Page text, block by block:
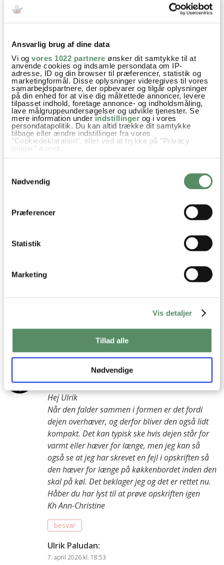
Ansvarlig brug af dine data
Vi og vores 1022 partnere ønsker dit samtykke til at
anvende cookies og indsamle persondata om IP-
adresse, ID og din browser til præferencer, statistik og
marketingformål. Disse oplysninger videregives til vores
samarbejdspartnere, der opbevarer og tilgår oplysninger
på din enhed for at vise dig målrettede annoncer, levere
tilpasset indhold, foretage annonce- og indholdsmåling,
lave målgruppeundersøgelser og udvikle tjenester. Se
mere information underindstillinger og i vores
persondatapolitik. Du kan altid trække dit samtykke
tilbage eller ændre indstillinger fra vores
"Cookiedeklaration", eller ved at trykke på "Privacy
trigger" ikonet.
Indsamle præcise oplysninger om din placering,
der kan være nøjagtig inden for få meter
Identificere din enhed baseret på en scanning af
Nødvendig
Præferencer
Statistik
Marketing
Vis detaljer
Tillad alle
Nødvendige
FOCACCIA MED ROSMARIN
OG OLIVEN
Brød & Boller Eftermiddagssnack Familiefavoritter
Opskrifter Gær Hvedemel
SPØRGSMÅL TIL OPSKRIFTEN?
Har du spørgsmål til opskriften eller lyst til at sende en sød
hilsen, så kan du skrive til mig i kommentarfeltet herunder.
denne side, hvor jeg giver svar på mange 'ofte stillede
spørgsmål' til min opskrifter.
50 KOMMENTARER
Hej, jeg oplevede at dejen hævede godt på køkkenbordet og
sunket noget sammen igen (måske 2cm mindre) og brødet
Hvad tror du årsagen kan være?
besvar
Ann-Christine:
7. april 2026 kl. 15:12
Hej Ulrik
Når den falder sammen i formen er det fordi
dejen overhæver, og derfor bliver den også lidt
kompakt. Det kan typisk ske hvis dejen står for
varmt eller hæver for længe, men jeg kan så
også se at jeg har skrevet en fejl i opskriften så
den hæver for længe på køkkenbordet inden den
skal på køl. Det beklager jeg og det er rettet nu.
Håber du har lyst til at prøve opskriften igen
Kh Ann-Christine
besvar
Ulrik Paludan:
7. april 2026 kl. 18:53